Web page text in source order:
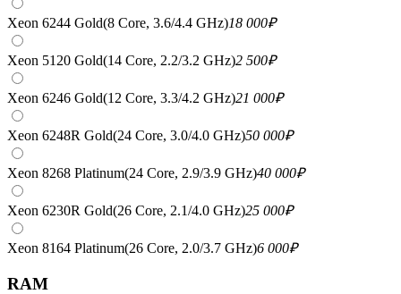
Xeon 6244 Gold(8 Core, 3.6/4.4 GHz)18 000₽
Xeon 5120 Gold(14 Core, 2.2/3.2 GHz)2 500₽
Xeon 6246 Gold(12 Core, 3.3/4.2 GHz)21 000₽
Xeon 6248R Gold(24 Core, 3.0/4.0 GHz)50 000₽
Xeon 8268 Platinum(24 Core, 2.9/3.9 GHz)40 000₽
Xeon 6230R Gold(26 Core, 2.1/4.0 GHz)25 000₽
Xeon 8164 Platinum(26 Core, 2.0/3.7 GHz)6 000₽
RAM